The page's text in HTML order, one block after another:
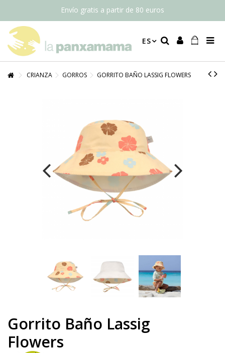
Envío gratis a partir de 80 euros
ES
CRIANZA GORROS GORRITO BAÑO LASSIG FLOWERS
Gorrito Baño Lassig
Flowers